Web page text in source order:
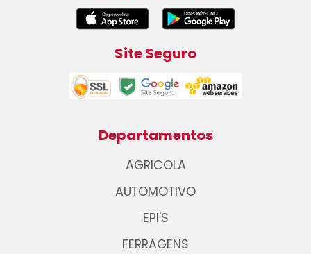
Site Seguro
Departamentos
AGRICOLA
AUTOMOTIVO
EPI'S
FERRAGENS